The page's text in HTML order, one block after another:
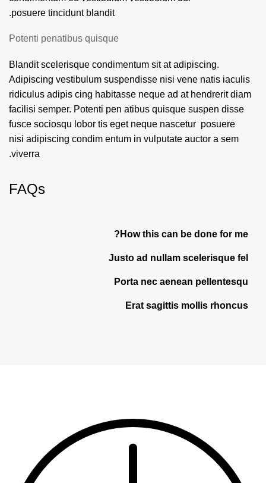
posuere tincidunt blandit.
Potenti penatibus quisque
Blandit scelerisque condimentum sit at adipiscing.
Adipiscing vestibulum suspendisse nisi vene natis iaculis
ridiculus adipis cing habitasse neque ad at hendrerit diam
facilisi semper. Potenti pen atibus quisque suspen disse
fusce sociosqu lobor tis eget neque nascetur posuere
nisi adipiscing condim entum in vulputate auctor a sem
viverra.
FAQs
How this can be done for me?
Justo ad nullam scelerisque fel
Porta nec aenean pellentesqu
Erat sagittis mollis rhoncus